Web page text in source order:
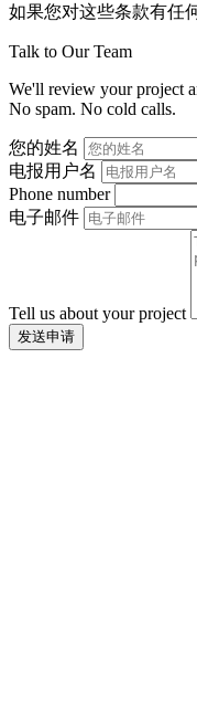
如果您对这些条款有任
Talk to Our Team
We'll review your project
No spam. No cold calls.
您的姓名
电报用户名
Phone number
电子邮件
Tell us about your project
发送申请